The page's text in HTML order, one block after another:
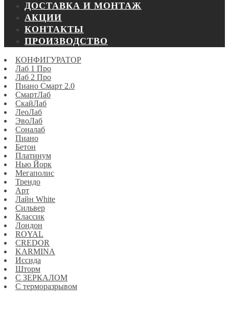
ДОСТАВКА И МОНТАЖ
АКЦИИ
КОНТАКТЫ
ПРОИЗВОДСТВО
КОНФИГУРАТОР
Лаб 1 Про
Лаб 2 Про
Пиано Смарт 2.0
СмартЛаб
СкайЛаб
ЛеоЛаб
ЭвоЛаб
Соналаб
Пиано
Бетон
Платинум
Нью Йорк
Мегаполис
Трендо
Арт
Лайн White
Сильвер
Классик
Лондон
ROYAL
CREDOR
KARMINA
Иссида
Шторм
С ЗЕРКАЛОМ
С терморазрывом